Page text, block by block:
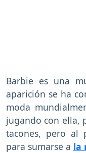
Barbie es una
aparición se ha
moda
jugando con ella,
tacones, pero al
para sumarse a la